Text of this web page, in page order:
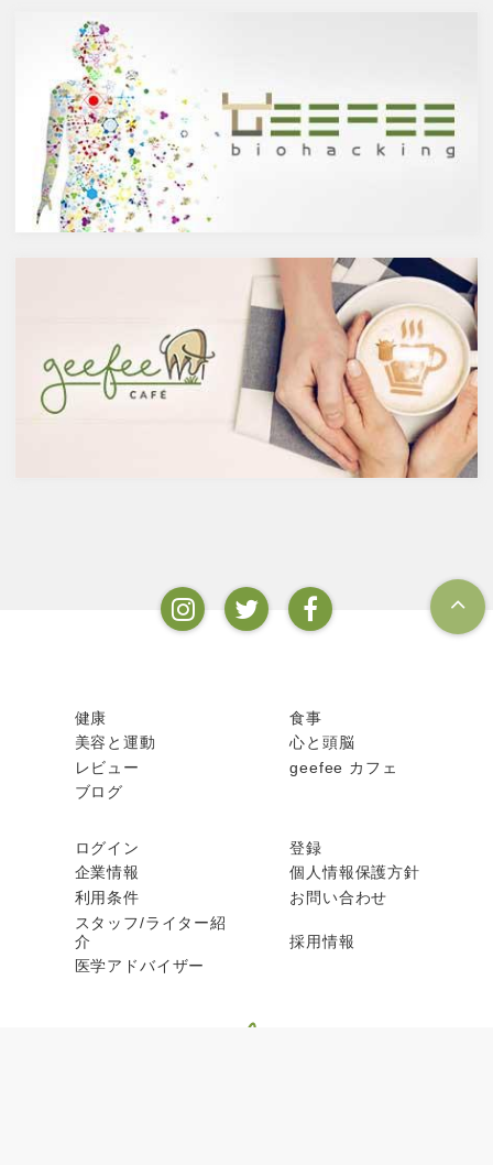
ていきます。
醸造酒と蒸留酒の違いとは？
主にお酒は製造方法によって醸
造酒と蒸留酒の2つと、香料や
糖分、果実などを加えた混成酒
に分けられます。醸造酒は、果
実や穀物のような糖分を含んだ
原料を酵母によりアルコール発
酵させて造られたもの。蒸留酒
は、この発酵された醸造酒をさ
らに蒸留して作られたものでス
で、蒸留酒は一般的には40度～
50度、最大で90度台のアルコー
ルとなります。以下が主なお酒
の醸造酒と蒸留酒の分類です。
ない植物化合物であるケルセチ
ンは、ブドウやリンゴなどの果
物や、ブロッコリやトマト、タ
マネギなどの野菜、お蕎麦にも
免疫力を向上させる亜鉛の吸収
を助けるケルセチン
免疫力を保つことは、コロナウ
イルスの対策に限らず風邪やイ
ンフルエンザなど、さまざまな
疾患に対して人の体に有益な効
果を与えます。その免疫システ
ムを維持するのに重要な働きを
するのが亜鉛。
健康
食事
美容と運動
心と頭脳
レビュー
geefee カフェ
ブログ
ログイン
登録
企業情報
個人情報保護方針
利用条件
お問い合わせ
スタッフ/ライター紹
介
採用情報
医学アドバイザー